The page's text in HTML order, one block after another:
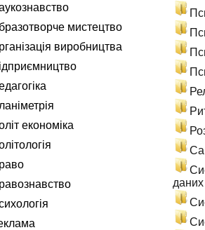
даних
мистецтво
виробництва
економіка